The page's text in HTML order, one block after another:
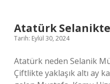
Atatürk
Tarih: Eylül 30, 2024
Atatürk neden Selanik
Çiftlikte yaklaşık altı ay